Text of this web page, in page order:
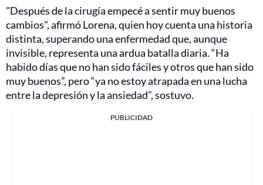
"Después de la cirugía empecé a sentir muy buenos
cambios", afirmó Lorena, quien hoy cuenta una historia
distinta, superando una enfermedad que, aunque
invisible, representa una ardua batalla diaria. “Ha
habido días que no han sido fáciles y otros que han sido
muy buenos”, pero “ya no estoy atrapada en una lucha
entre la depresión y la ansiedad”, sostuvo.
PUBLICIDAD